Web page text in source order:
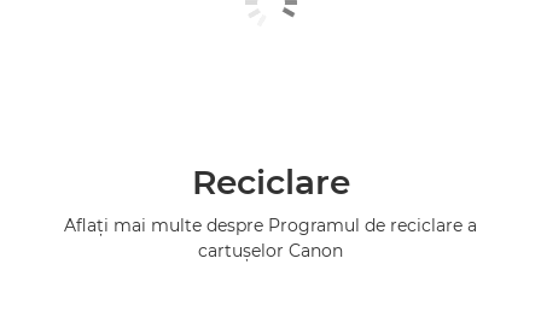
Reciclare
Aflaţi mai multe despre Programul de reciclare a
cartuşelor Canon